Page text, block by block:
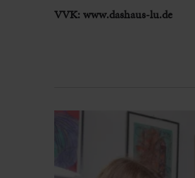
VVK: www.dashaus-lu.de